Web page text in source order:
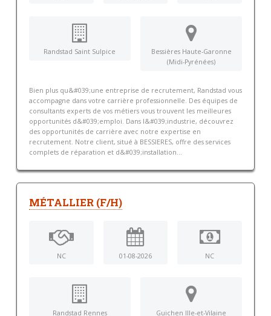
Randstad Saint Sulpice
Bessières Haute-Garonne
(Midi-Pyrénées)
Bien plus qu&#039;une entreprise de recrutement, Randstad vous
accompagne dans votre carrière professionnelle. Des équipes de
consultants experts de vos métiers vous trouvent les meilleures
opportunités d&#039;emploi. Dans l&#039;industrie, découvrez
des opportunités de carrière avec notre expertise en
recrutement. Notre client, situé à BESSIERES, offre des services
complets de réparation et d&#039;installation...
MÉTALLIER (F/H)
NC 01-08-2026 NC
Randstad Rennes
Guichen Ille-et-Vilaine